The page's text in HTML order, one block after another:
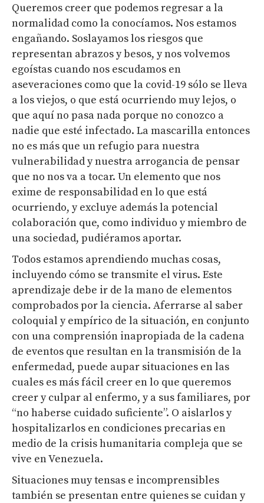
Queremos creer que podemos regresar a la
normalidad como la conocíamos. Nos estamos
engañando. Soslayamos los riesgos que
representan abrazos y besos, y nos volvemos
egoístas cuando nos escudamos en
aseveraciones como que la covid-19 sólo se lleva
a los viejos, o que está ocurriendo muy lejos, o
que aquí no pasa nada porque no conozco a
nadie que esté infectado. La mascarilla entonces
no es más que un refugio para nuestra
vulnerabilidad y nuestra arrogancia de pensar
que no nos va a tocar. Un elemento que nos
exime de responsabilidad en lo que está
ocurriendo, y excluye además la potencial
colaboración que, como individuo y miembro de
una sociedad, pudiéramos aportar.
Todos estamos aprendiendo muchas cosas,
incluyendo cómo se transmite el virus. Este
aprendizaje debe ir de la mano de elementos
comprobados por la ciencia. Aferrarse al saber
coloquial y empírico de la situación, en conjunto
con una comprensión inapropiada de la cadena
de eventos que resultan en la transmisión de la
enfermedad, puede aupar situaciones en las
cuales es más fácil creer en lo que queremos
creer y culpar al enfermo, y a sus familiares, por
“no haberse cuidado suficiente”. O aislarlos y
hospitalizarlos en condiciones precarias en
medio de la crisis humanitaria compleja que se
vive en Venezuela.
Situaciones muy tensas e incomprensibles
también se presentan entre quienes se cuidan y